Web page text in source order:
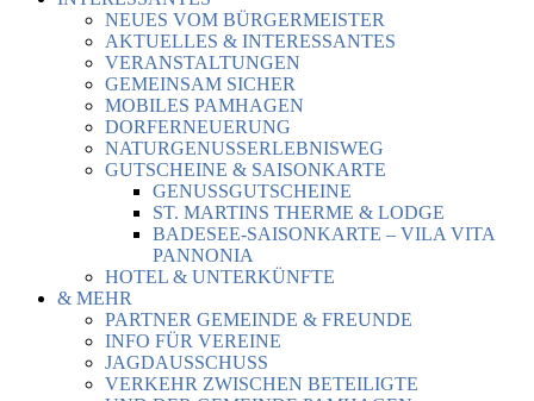
NEUES VOM BÜRGERMEISTER
AKTUELLES & INTERESSANTES
VERANSTALTUNGEN
GEMEINSAM SICHER
MOBILES PAMHAGEN
DORFERNEUERUNG
NATURGENUSSERLEBNISWEG
GUTSCHEINE & SAISONKARTE
GENUSSGUTSCHEINE
ST. MARTINS THERME & LODGE
BADESEE-SAISONKARTE – VILA VITA
PANNONIA
HOTEL & UNTERKÜNFTE
& MEHR
PARTNER GEMEINDE & FREUNDE
INFO FÜR VEREINE
JAGDAUSSCHUSS
VERKEHR ZWISCHEN BETEILIGTE